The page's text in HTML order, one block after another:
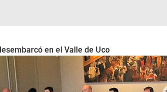
en el Valle de Uco